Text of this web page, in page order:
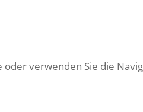
verwenden Sie die